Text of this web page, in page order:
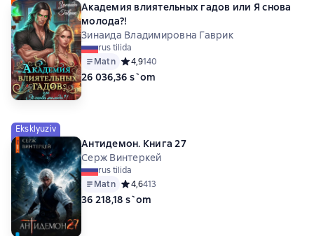
Академия влиятельных гадов или Я снова
молода?!
Зинаида Владимировна Гаврик
rus tilida
Matn Средний рейтинг 4,9 на основе 140 оценок
4,9140
26 036,36 s`om
Eksklyuziv
Антидемон. Книга 27
Серж Винтеркей
rus tilida
Matn Средний рейтинг 4,6 на основе 413 оценок
4,6413
36 218,18 s`om